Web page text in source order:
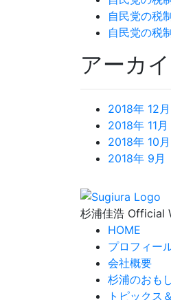
自民党の税
自民党の税
アーカ
2018年 12月
2018年 11月
2018年 10月
2018年 9月
杉浦佳浩 Official
HOME
プロフィー
会社概要
杉浦のおも
トピックス